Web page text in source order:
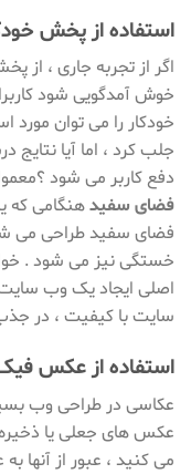
استفاده از پخش
اگر از تجربه جاری ، از
خوش آمدگویی شود
خودکار را می توان مورد
جلب کرد ، اما آیا
دفع کاربر می شود
فضای سفیدهنگامی که
فضای سفید طراحی می
خستگی نیز می شود .
اصلی ایجاد یک وب
سایت با کیفیت ، در
استفاده از عکس
عکاسی در طراحی وب
عکس های جعلی یا
می کنید ، عبور از